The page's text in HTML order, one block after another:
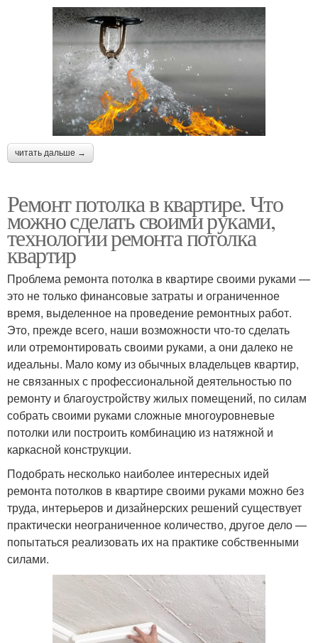
читать дальше →
Ремонт потолка в квартире. Что
можно сделать своими руками,
технологии ремонта потолка
квартир
Проблема ремонта потолка в квартире своими руками —
это не только финансовые затраты и ограниченное
время, выделенное на проведение ремонтных работ.
Это, прежде всего, наши возможности что-то сделать
или отремонтировать своими руками, а они далеко не
идеальны. Мало кому из обычных владельцев квартир,
не связанных с профессиональной деятельностью по
ремонту и благоустройству жилых помещений, по силам
собрать своими руками сложные многоуровневые
потолки или построить комбинацию из натяжной и
каркасной конструкции.
Подобрать несколько наиболее интересных идей
ремонта потолков в квартире своими руками можно без
труда, интерьеров и дизайнерских решений существует
практически неограниченное количество, другое дело —
попытаться реализовать их на практике собственными
силами.